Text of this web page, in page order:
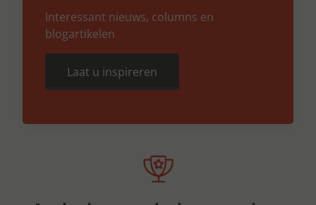
Interessant nieuws, columns en
blogartikelen
Laat u inspireren